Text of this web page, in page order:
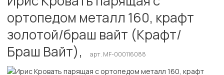
ортопедом металл 160, крафт
золотой/браш вайт (Крафт/
Браш Вайт),
арт. MF-000116088